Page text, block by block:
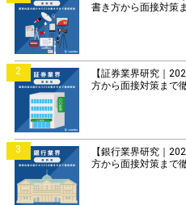
書き方から面接対策
2
【証券業界研究｜
方から面接対策まで
3
【銀行業界研究｜
方から面接対策まで